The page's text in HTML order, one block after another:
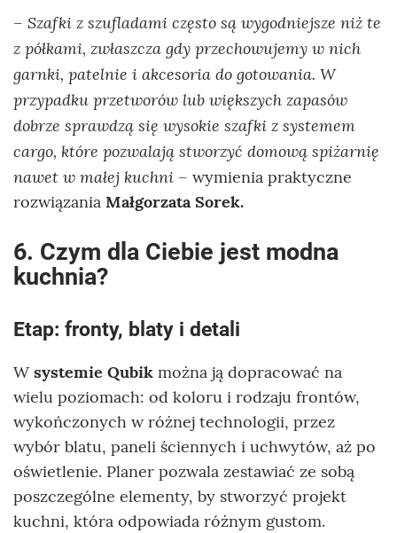
– Szafki z szufladami często są wygodniejsze niż te
z półkami, zwłaszcza gdy przechowujemy w nich
garnki, patelnie i akcesoria do gotowania. W
przypadku przetworów lub większych zapasów
dobrze sprawdzą się wysokie szafki z systemem
cargo, które pozwalają stworzyć domową spiżarnię
nawet w małej kuchni – wymienia praktyczne
rozwiązania Małgorzata Sorek.
6. Czym dla Ciebie jest modna
kuchnia?
Etap: fronty, blaty i detali
Wsystemie Qubik można ją dopracować na
wielu poziomach: od koloru i rodzaju frontów,
wykończonych w różnej technologii, przez
wybór blatu, paneli ściennych i uchwytów, aż po
oświetlenie. Planer pozwala zestawiać ze sobą
poszczególne elementy, by stworzyć projekt
kuchni, która odpowiada różnym gustom.